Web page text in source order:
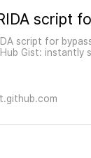
script for
Gist: instantly